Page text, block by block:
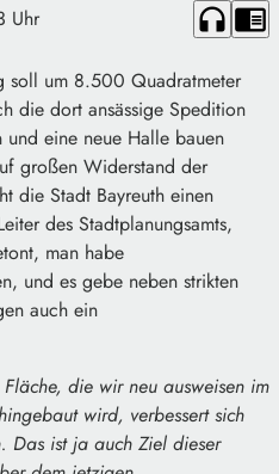
Uhr headphones chrome_reader_mode
soll um 8.500 Quadratmeter
die dort ansässige Spedition
und eine neue Halle bauen
großen Widerstand der
die Stadt Bayreuth einen
des Stadtplanungsamts,
man habe
und es gebe neben strikten
auch ein
Fläche, die wirneu ausweisen im
wird, verbessertsich
Das istja auch Ziel dieser